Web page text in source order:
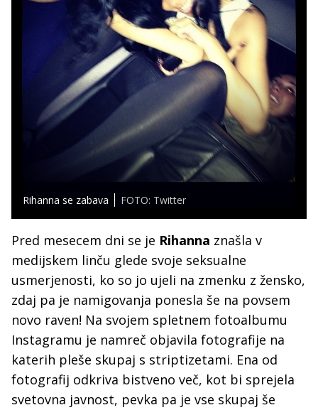
Rihanna se zabava FOTO: Twitter
Pred mesecem dni se je Rihanna znašla v
medijskem linču glede svoje seksualne
usmerjenosti, ko so jo ujeli na zmenku z žensko,
zdaj pa je namigovanja ponesla še na povsem
novo raven! Na svojem spletnem fotoalbumu
Instagramu je namreč objavila fotografije na
katerih pleše skupaj s striptizetami. Ena od
fotografij odkriva bistveno več, kot bi sprejela
svetovna javnost, pevka pa je vse skupaj še